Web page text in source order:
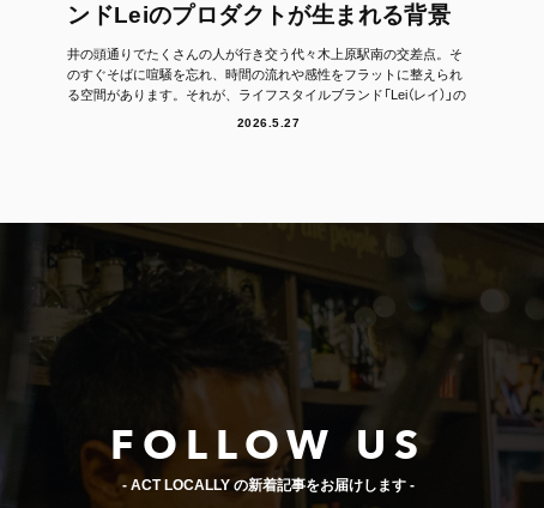
ンドLeiのプロダクトが生まれる背景
井の頭通りでたくさんの人が行き交う代々木上原駅南の交差点。そ
のすぐそばに喧騒を忘れ、時間の流れや感性をフラットに整えられ
る空間があります。それが、ライフスタイルブランド「Lei（レイ）」の
2026.5.27
FOLLOW US
- ACT LOCALLY の新着記事をお届けします -